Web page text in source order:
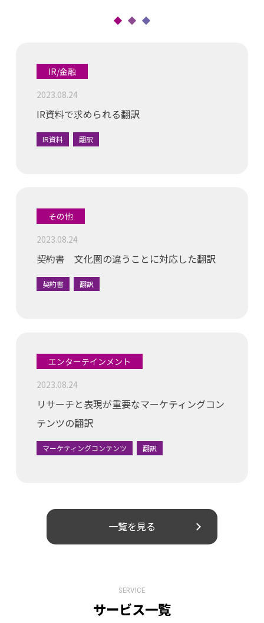
IR/金融
2023.08.24
IR資料で求められる翻訳
IR資料 翻訳
その他
2023.08.24
契約書 文化圏の違うことに対応した翻訳
契約書 翻訳
エンターテインメント
2023.08.24
リサーチと表現が重要なマーケティングコン
テンツの翻訳
マーケティングコンテンツ 翻訳
一覧を見る
SERVICE
サービス一覧